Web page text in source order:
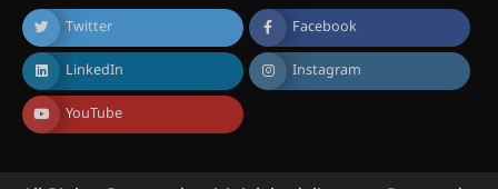
Twitter Facebook
LinkedIn Instagram
YouTube